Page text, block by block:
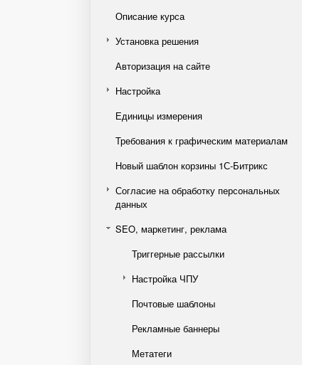
Описание курса
Установка решения
Авторизация на сайте
Настройка
Единицы измерения
Требования к графическим материалам
Новый шаблон корзины 1С-Битрикс
Согласие на обработку персональных
данных
SEO, маркетинг, реклама
Триггерные рассылки
Настройка ЧПУ
Почтовые шаблоны
Рекламные баннеры
Метатеги